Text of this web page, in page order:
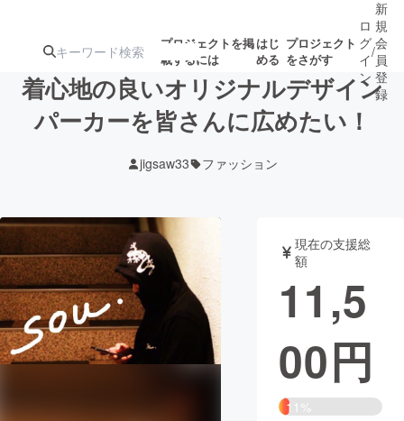
プロジェクトを掲
載するには
はじ
める
プロジェクト
をさがす
ジェクト
ロジェクト
アート・写真 音楽
テクノロジー・ガジェット ゲーム・
映像・映画 書籍・雑誌
チャレンジ
ロ
グ
イ
ン
/
新
規
会
員
登
録
着心地の良いオリジナルデザイン
パーカーを皆さんに広めたい！
jigsaw33 ファッション
現在の支援総
額
11,5
00円
11%